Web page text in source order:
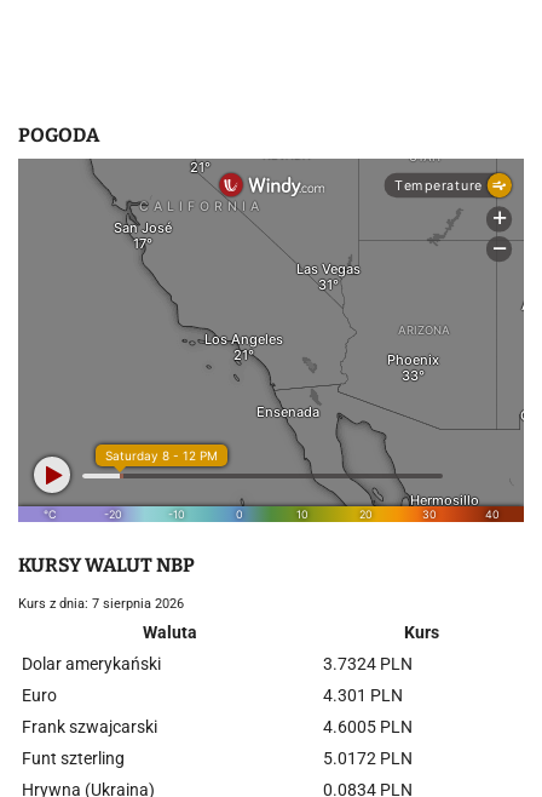
POGODA
KURSY WALUT NBP
Kurs z dnia: 7 sierpnia 2026
Waluta
Kurs
Dolar amerykański
3.7324 PLN
Euro
4.301 PLN
Frank szwajcarski
4.6005 PLN
Funt szterling
5.0172 PLN
Hrywna (Ukraina)
0.0834 PLN